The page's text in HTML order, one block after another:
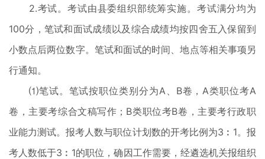
2.考试。考试由县委组织部统筹实施。考试满分均为
100分，笔试和面试成绩以及综合成绩均按四舍五入保留到
小数点后两位数字。笔试和面试的时间、地点等相关事项另
行通知。
⑴笔试。笔试按职位类别分为A、B卷，A类职位考A
卷，主要考综合文稿写作；B类职位考B卷，主要考行政职
业能力测试。报考人数与职位计划数的开考比例为3︰1。报
考人数低于3︰1的职位，确因工作需要，经遴选机关报组织